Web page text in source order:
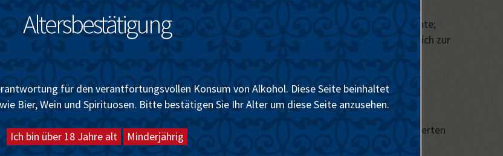
ohne Ihr ausdrückliches Einverständnis weitergeben, es sei denn, dass ein gesetzlicher
Herausgabe von Daten verpflichtet bin (Auskunft an Strafverfolgungsbehörden und Gerichte;
Vorschriften erhalten, z.B. Sozialversicherungsträger, Finanzbehörden usw.) oder wenn ich zur
zur Berufsverschwiegenheit verpflichtete Dritte einschalte.
Verlinkte Websites
aus verlinkt werden, die Daten des Besuchers der Seite speichern und auswerten
diesbezüglich die Datenschutzhinweise auf den jeweiligen Seiten.
Altersbestätigung
für den verantfortungsvollen Konsum von Alkohol. Diese Seite beinhaltet
Bier, Wein und Spirituosen. Bitte bestätigen Sie Ihr Alter um diese Seite anzusehen.